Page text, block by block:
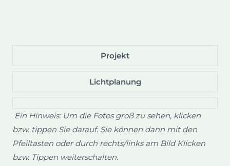
Projekt
Lichtplanung
Ein Hinweis: Um die Fotos groß zu sehen, klicken
bzw. tippen Sie darauf. Sie können dann mit den
Pfeiltasten oder durch rechts/links am Bild Klicken
bzw. Tippen weiterschalten.